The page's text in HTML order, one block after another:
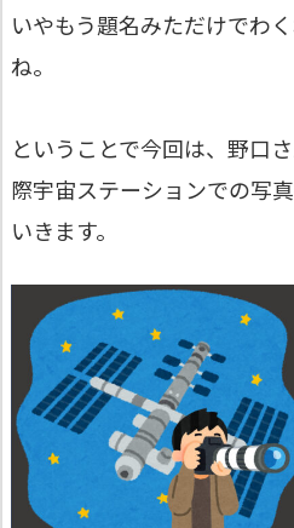
いやもう題名みただけでわ
ね。
ということで今回は、野口
際宇宙ステーションでの写
いきます。